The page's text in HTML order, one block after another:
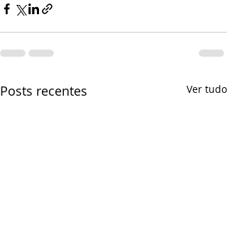
Posts recentes Ver tudo